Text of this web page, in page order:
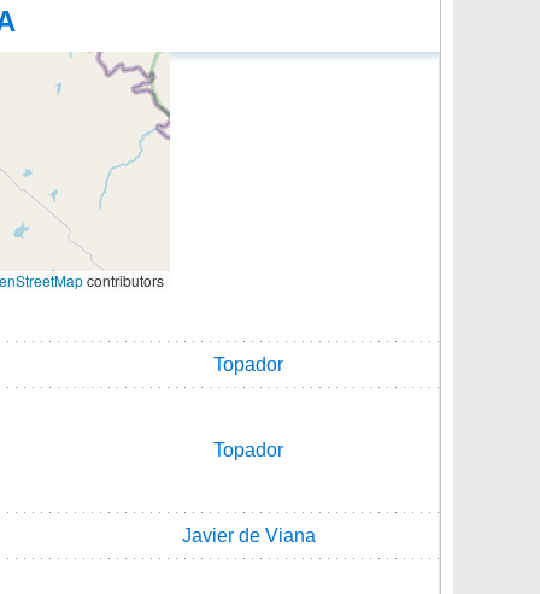
contributors
Topador
Topador
Javier de Viana